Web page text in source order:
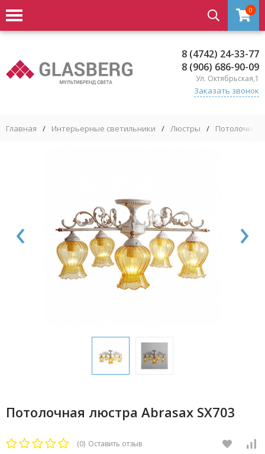
0
8 (4742) 24-33-77
8 (906) 686-90-09
Ул. Октябрьская,1
Заказать звонок
Главная / Интерьерные светильники / Люстры /
‹ ›
Потолочная люстра Abrasax SX703
(0) Оставить отзыв